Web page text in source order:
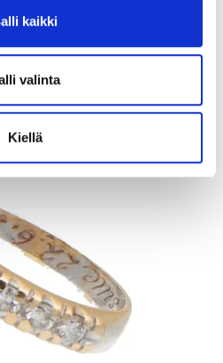
kaikki
valinta
Kiellä